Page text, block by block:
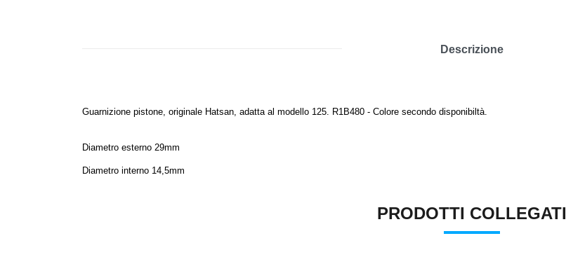
Descrizione
Guarnizione pistone, originale Hatsan, adatta al modello 125. R1B480 - Colore secondo disponibiltà.
Diametro esterno 29mm
Diametro interno 14,5mm
PRODOTTI COLLEGATI